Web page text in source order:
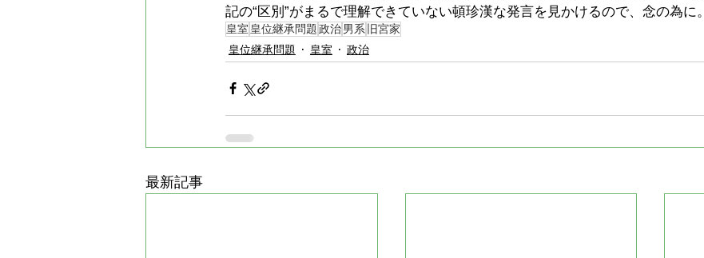
記の“区別”がまるで理解できていない頓珍漢な発言を見かけるので、念の為に。
皇室 皇位継承問題政治男系 旧宮家
皇位継承問題
皇室 政治
最新記事